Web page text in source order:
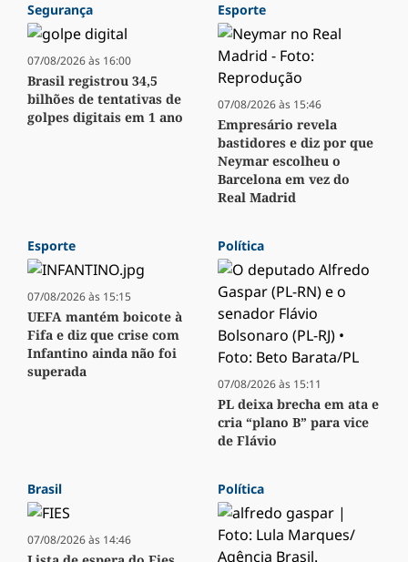
Segurança
07/08/2026 às 16:00
Brasil registrou 34,5
bilhões de tentativas de
golpes digitais em 1 ano
Esporte
07/08/2026 às 15:46
Empresário revela
bastidores e diz por que
Neymar escolheu o
Barcelona em vez do
Real Madrid
Esporte
07/08/2026 às 15:15
UEFA mantém boicote à
Fifa e diz que crise com
Infantino ainda não foi
superada
Política
07/08/2026 às 15:11
PL deixa brecha em ata e
cria “plano B” para vice
de Flávio
Brasil
07/08/2026 às 14:46
Política